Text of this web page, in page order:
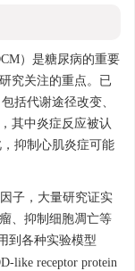
）是糖尿病的重要
究关注的重点。已
括代谢途径改变、
其中炎症反应被认
抑制心肌炎症可能
子，大量研究证实
、抑制细胞凋亡等
到各种实验模型
like receptor protein